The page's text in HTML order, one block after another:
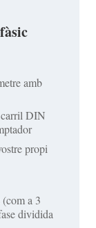
amb
DIN
propi
a 3
dividida